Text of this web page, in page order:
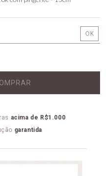
acima de R$1.000
garantida